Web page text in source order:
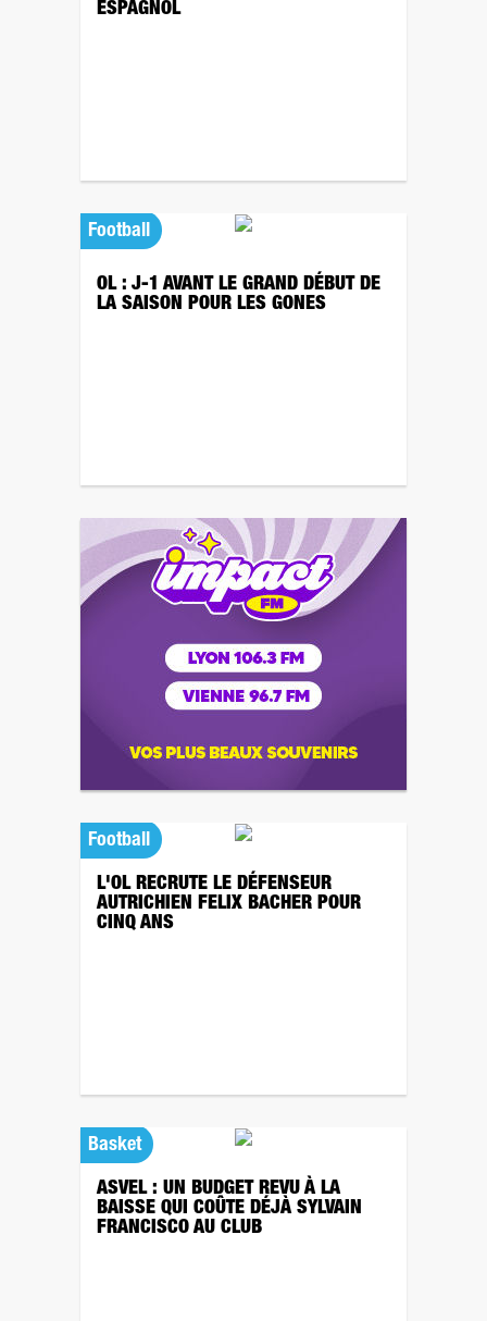
ESPAGNOL
Football
OL : J-1 AVANT LE GRAND DÉBUT DE
LA SAISON POUR LES GONES
Football
L'OL RECRUTE LE DÉFENSEUR
AUTRICHIEN FELIX BACHER POUR
CINQ ANS
Basket
ASVEL : UN BUDGET REVU À LA
BAISSE QUI COÛTE DÉJÀ SYLVAIN
FRANCISCO AU CLUB